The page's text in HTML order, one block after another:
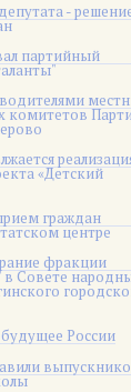
-
партийный
комитетов
«Детский
граждан
центре
фракции
в Совете
России